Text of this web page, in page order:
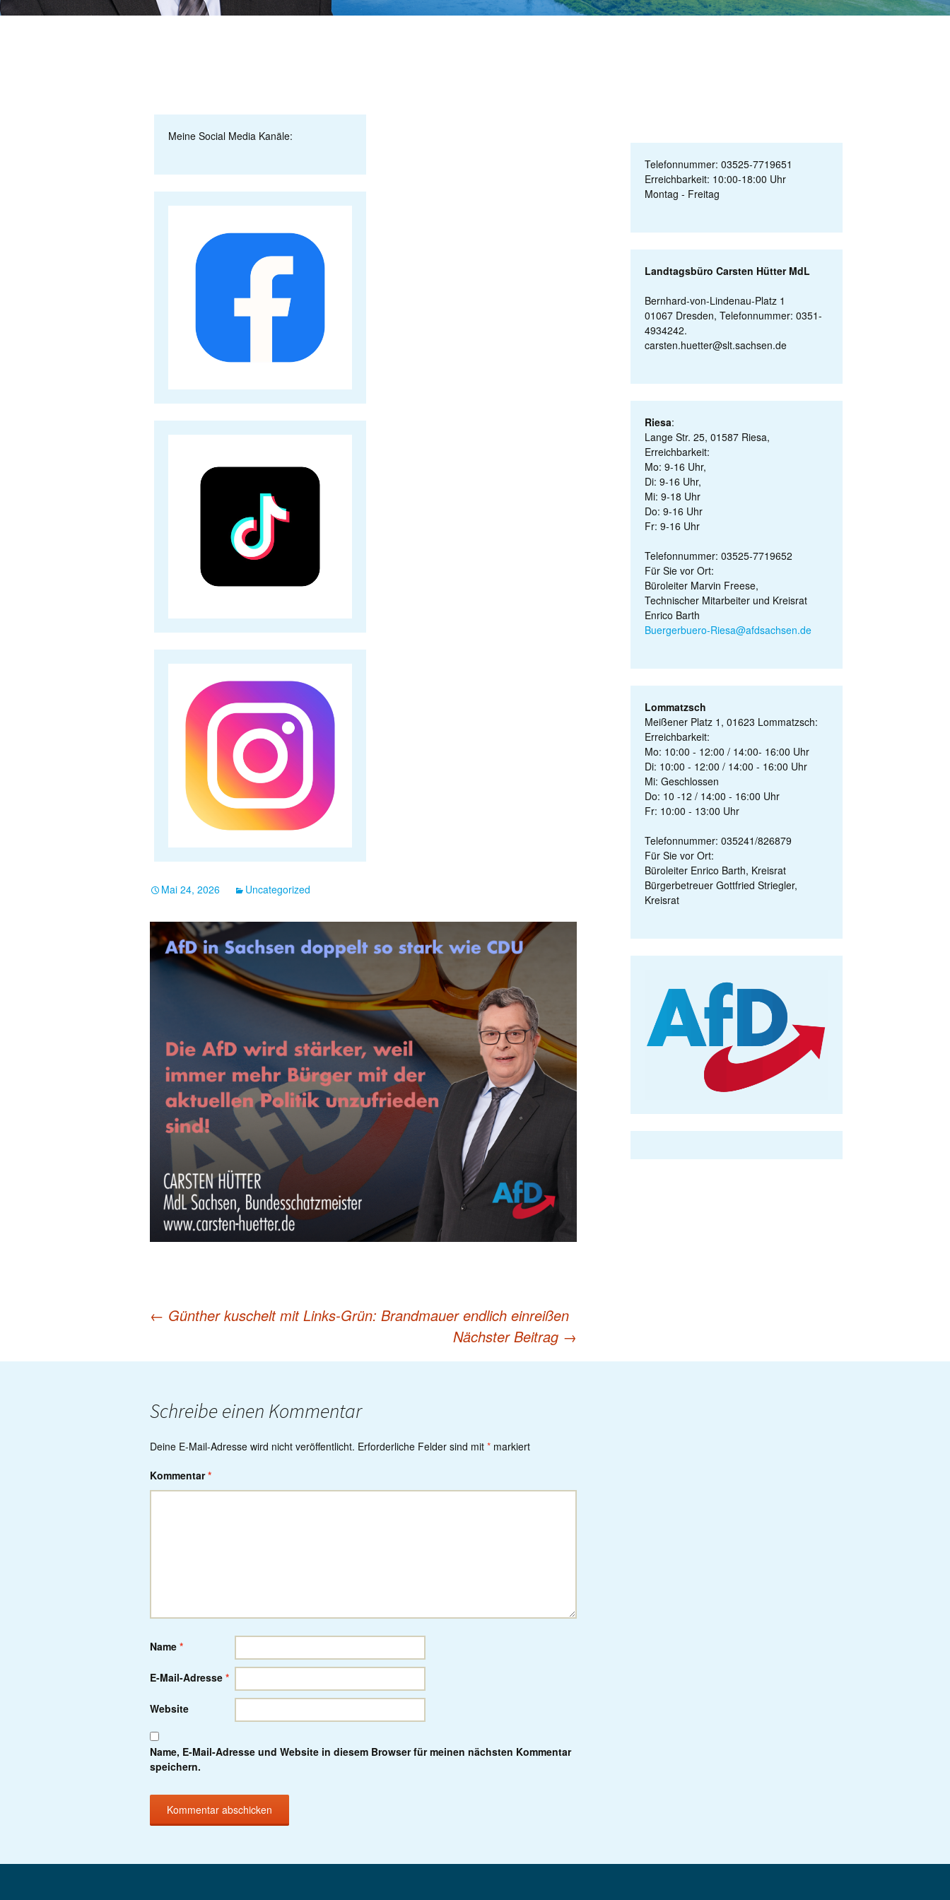
Meine Social Media Kanäle:
Mai 24, 2026 Uncategorized
navigation
← Günther kuschelt mit Links-Grün: Brandmauer endlich einreißen
Nächster Beitrag →
Schreibe einen Kommentar
Deine E-Mail-Adresse wird nicht veröffentlicht. Erforderliche Felder sind mit * markiert
Kommentar*
Name *
E-Mail-Adresse *
Website
Name, E-Mail-Adresse und Website in diesem Browser für meinen nächsten Kommentar
speichern.
Telefonnummer: 03525-7719651
Erreichbarkeit: 10:00-18:00 Uhr
Montag - Freitag
Landtagsbüro Carsten Hütter MdL
Bernhard-von-Lindenau-Platz 1
01067 Dresden, Telefonnummer: 0351-
4934242.
carsten.huetter@slt.sachsen.de
Riesa:
Lange Str. 25, 01587 Riesa,
Erreichbarkeit:
Mo: 9-16 Uhr,
Di: 9-16 Uhr,
Mi: 9-18 Uhr
Do: 9-16 Uhr
Fr: 9-16 Uhr
Telefonnummer: 03525-7719652
Für Sie vor Ort:
Büroleiter Marvin Freese,
Technischer Mitarbeiter und Kreisrat
Enrico Barth
Buergerbuero-Riesa@afdsachsen.de
Lommatzsch
Meißener Platz 1, 01623 Lommatzsch:
Erreichbarkeit:
Mo: 10:00 - 12:00 / 14:00- 16:00 Uhr
Di: 10:00 - 12:00 / 14:00 - 16:00 Uhr
Mi: Geschlossen
Do: 10 -12 / 14:00 - 16:00 Uhr
Fr: 10:00 - 13:00 Uhr
Telefonnummer: 035241/826879
Für Sie vor Ort:
Büroleiter Enrico Barth, Kreisrat
Bürgerbetreuer Gottfried Striegler,
Kreisrat